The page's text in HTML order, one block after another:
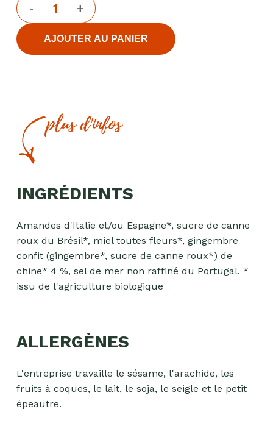
AJOUTER AU PANIER
plus d'infos
INGRÉDIENTS
Amandes d'Italie et/ou Espagne*, sucre de canne
roux du Brésil*, miel toutes fleurs*, gingembre
confit (gingembre*, sucre de canne roux*) de
chine* 4 %, sel de mer non raffiné du Portugal. *
issu de l'agriculture biologique
ALLERGÈNES
L'entreprise travaille le sésame, l'arachide, les
fruits à coques, le lait, le soja, le seigle et le petit
épeautre.